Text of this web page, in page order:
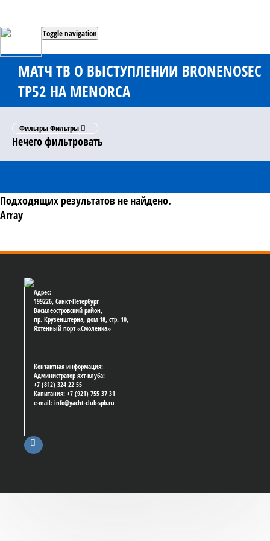
Toggle navigation
МАТЧ ТВ О ВЫСТУПЛЕНИИ BRONENOSEC
TP52 НА MENORCA
ФильтрыФильтры
Нечего фильтровать
Подходящих результатов не найдено.
Array
Адрес:
199226, Санкт-Петербург
Василеостровский район,
пр. Крузенштерна, дом 18, стр. 10,
Яхтенный порт «Смоленка»
Контактная информация:
Администратор яхт-клуба:
+7 (812) 324 22 55
Капитания: +7 (921) 755 37 31
e-mail: info@yacht-club-spb.ru